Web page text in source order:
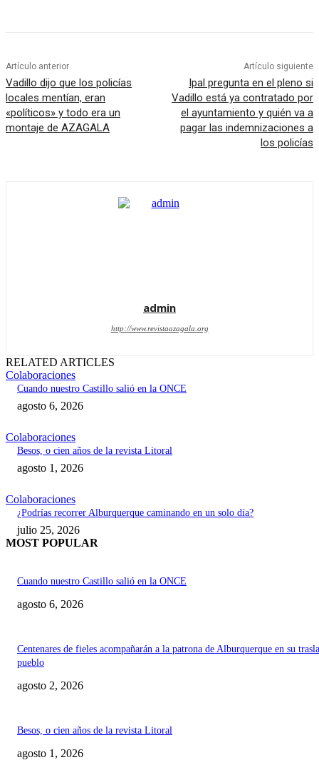
Artículo anterior
Vadillo dijo que los policías
locales mentían, eran
«políticos» y todo era un
montaje de AZAGALA
Artículo siguiente
Ipal pregunta en el pleno si
Vadillo está ya contratado por
el ayuntamiento y quién va a
pagar las indemnizaciones a
los policías
admin
http://www.revistaazagala.org
RELATED ARTICLES
Colaboraciones
Cuando nuestro Castillo salió en la ONCE
agosto 6, 2026
Colaboraciones
Besos, o cien años de la revista Litoral
agosto 1, 2026
Colaboraciones
¿Podrías recorrer Alburquerque caminando en un solo día?
julio 25, 2026
MOST POPULAR
Cuando nuestro Castillo salió en la ONCE
agosto 6, 2026
Centenares de fieles acompañarán a la patrona de Alburquerque en su
pueblo
agosto 2, 2026
Besos, o cien años de la revista Litoral
agosto 1, 2026